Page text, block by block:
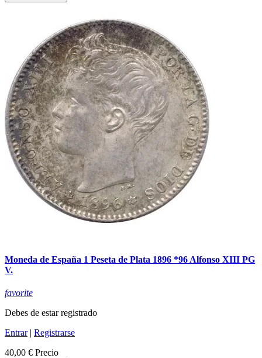
Moneda de España 1 Peseta de Plata 1896 *96 Alfonso XIII PG
V.
favorite
Debes de estar registrado
Entrar| Registrarse
40,00 € Precio